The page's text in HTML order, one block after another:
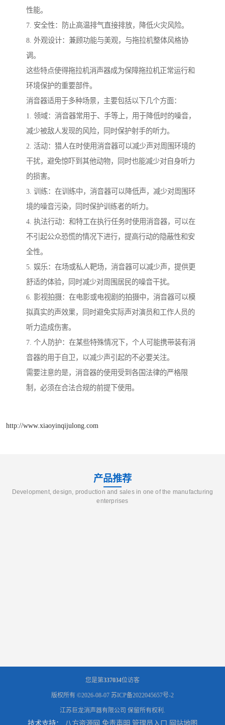
性能。
7. 安全性：防止高温排气直接排放，降低火灾风险。
8. 外观设计：兼顾功能与美观，与拖拉机整体风格协
调。
这些特点使得拖拉机消声器成为保障拖拉机正常运行和
环境保护的重要部件。
消音器适用于多种场景，主要包括以下几个方面：
1. 领域：消音器常用于、手等上，用于降低时的噪音，
减少被敌人发现的风险，同时保护射手的听力。
2. 活动：猎人在时使用消音器可以减少声对周围环境的
干扰，避免惊吓到其他动物，同时也能减少对自身听力
的损害。
3. 训练：在训练中，消音器可以降低声，减少对周围环
境的噪音污染，同时保护训练者的听力。
4. 执法行动：和特工在执行任务时使用消音器，可以在
不引起公众恐慌的情况下进行，提高行动的隐蔽性和安
全性。
5. 娱乐：在场或私人靶场，消音器可以减少声，提供更
舒适的体验，同时减少对周围居民的噪音干扰。
6. 影视拍摄：在电影或电视剧的拍摄中，消音器可以模
拟真实的声效果，同时避免实际声对演员和工作人员的
听力造成伤害。
7. 个人防护：在某些特殊情况下，个人可能携带装有消
音器的用于自卫，以减少声引起的不必要关注。
需要注意的是，消音器的使用受到各国法律的严格限
制，必须在合法合规的前提下使用。
http://www.xiaoyinqijulong.com
产品推荐
Development, design, production and sales in one of the manufacturing
enterprises
您是第337034位访客
版权所有 ©2026-08-07 苏ICP备2022045657号-2
江苏巨龙消声器有限公司 保留所有权利.
技术支持： 八方资源网 免责声明 管理员入口 网站地图